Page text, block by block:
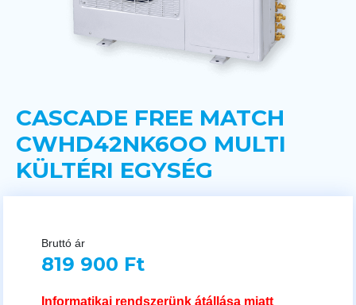
CASCADE FREE MATCH
CWHD42NK6OO MULTI
KÜLTÉRI EGYSÉG
Bruttó ár
819 900 Ft
Informatikai rendszerünk átállása miatt